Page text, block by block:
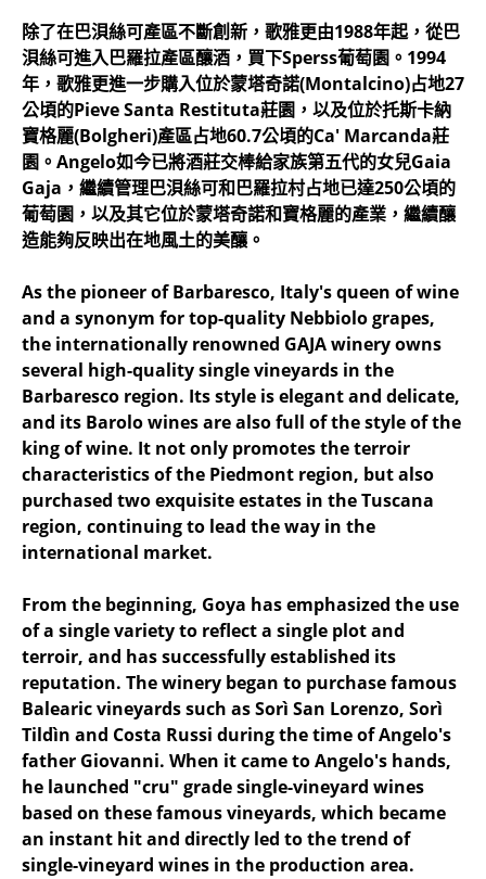
除了在巴浿絲可產區不斷創新，歌雅更由1988年起，從巴
浿絲可進入巴羅拉產區釀酒，買下Sperss葡萄園。1994
年，歌雅更進一步購入位於蒙塔奇諾(Montalcino)占地27
公頃的Pieve Santa Restituta莊園，以及位於托斯卡納
寶格麗(Bolgheri)產區占地60.7公頃的Ca' Marcanda莊
園。Angelo如今已將酒莊交棒給家族第五代的女兒Gaia
Gaja，繼續管理巴浿絲可和巴羅拉村占地已達250公頃的
葡萄園，以及其它位於蒙塔奇諾和寶格麗的產業，繼續釀
造能夠反映出在地風土的美釀。
As the pioneer of Barbaresco, Italy's queen of wine
and a synonym for top-quality Nebbiolo grapes,
the internationally renowned GAJA winery owns
several high-quality single vineyards in the
Barbaresco region. Its style is elegant and delicate,
and its Barolo wines are also full of the style of the
king of wine. It not only promotes the terroir
characteristics of the Piedmont region, but also
purchased two exquisite estates in the Tuscana
region, continuing to lead the way in the
international market.
From the beginning, Goya has emphasized the use
of a single variety to reflect a single plot and
terroir, and has successfully established its
reputation. The winery began to purchase famous
Balearic vineyards such as Sorì San Lorenzo, Sorì
Tildìn and Costa Russi during the time of Angelo's
father Giovanni. When it came to Angelo's hands,
he launched "cru" grade single-vineyard wines
based on these famous vineyards, which became
an instant hit and directly led to the trend of
single-vineyard wines in the production area.